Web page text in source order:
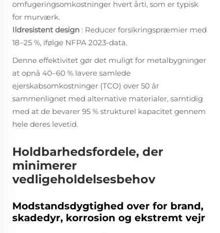
omfugeringsomkostninger hvert årti, som er typisk
for murværk.
Ildresistent design : Reducer forsikringspræmier med
18–25 %, ifølge NFPA 2023-data.
Denne effektivitet gør det muligt for metalbygninger
at opnå 40–60 % lavere samlede
ejerskabsomkostninger (TCO) over 50 år
sammenlignet med alternative materialer, samtidig
med at de bevarer 95 % strukturel kapacitet gennem
hele deres levetid.
Holdbarhedsfordele, der
minimerer
vedligeholdelsesbehov
Modstandsdygtighed over for brand,
skadedyr, korrosion og ekstremt vejr